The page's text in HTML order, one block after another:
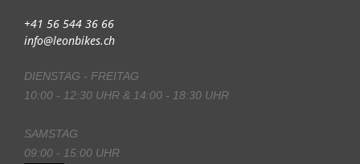
+41 56 544 36 66
info@leonbikes.ch
DIENSTAG - FREITAG
10:00 - 12:30 UHR & 14:00 - 18:30 UHR
SAMSTAG
09:00 - 15:00 UHR